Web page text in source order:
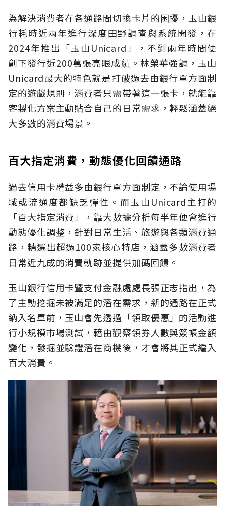
為解決消費者在各通路間切換卡片的困擾，玉山銀
行耗時近兩年進行深度田野調查與系統開發，在
2024年推出「玉山Unicard」，不到兩年時間便
創下發行近200萬張亮眼成績。林榮華強調，玉山
Unicard最大的特色就是打破過去由銀行單方面制
定的遊戲規則，消費者只需帶著這一張卡，就能靠
客製化方案主動貼合自己的日常需求，輕鬆涵蓋絕
大多數的消費場景。
百大指定消費，動態優化回饋通路
過去信用卡權益多由銀行單方面制定，不論使用場
域或流通度都缺乏彈性。而玉山Unicard主打的
「百大指定消費」，靠大數據分析每半年便會進行
動態優化調整，針對日常生活、旅遊與各類消費通
路，精選出超過100家核心特店，涵蓋多數消費者
日常近九成的消費軌跡並提供加碼回饋。
玉山銀行信用卡暨支付金融處處長張正志指出，為
了主動挖掘未被滿足的潛在需求，新的通路在正式
納入名單前，玉山會先透過「領取優惠」的活動進
行小規模市場測試，藉由觀察領券人數與簽帳金額
變化，發掘並驗證潛在商機後，才會將其正式編入
百大消費。